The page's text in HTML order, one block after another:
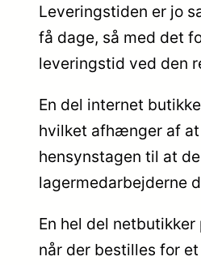
Leveringstiden er jo
få dage, så med det
leveringstid ved den
En del internet
hvilket afhænger af
hensynstagen til at
lagermedarbejderne
En hel del
når der bestilles for